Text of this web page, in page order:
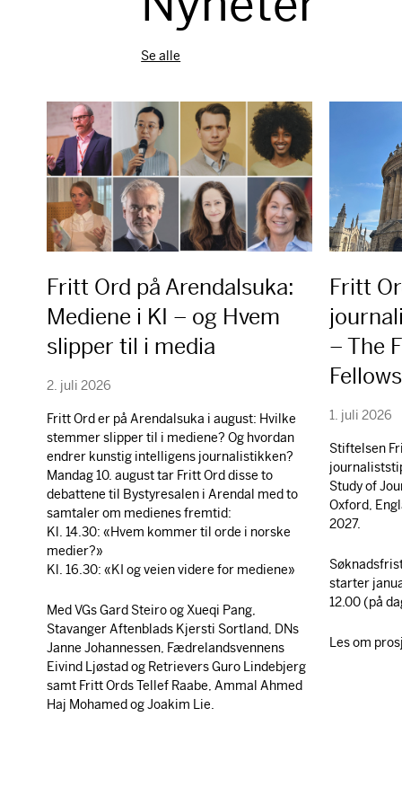
Se alle
Fritt Ord på Arendalsuka:
Mediene i KI – og Hvem
slipper til i media
2. juli 2026
Fritt Ord er på Arendalsuka i august: Hvilke
stemmer slipper til i mediene? Og hvordan
endrer kunstig intelligens journalistikken?
Mandag 10. august tar Fritt Ord disse to
debattene til Bystyresalen i Arendal med to
samtaler om medienes fremtid:
Kl. 14.30: «Hvem kommer til orde i norske
medier?»
Kl. 16.30: «KI og veien videre for mediene»
Med VGs Gard Steiro og Xueqi Pang,
Stavanger Aftenblads Kjersti Sortland, DNs
Janne Johannessen, Fædrelandsvennens
Eivind Ljøstad og Retrievers Guro Lindebjerg
samt Fritt Ords Tellef Raabe, Ammal Ahmed
Haj Mohamed og Joakim Lie.
Fritt
– The
1. juli 2026
Stiftelsen
Study of
Oxford,
2027.
starter
12.00 (på
Les om